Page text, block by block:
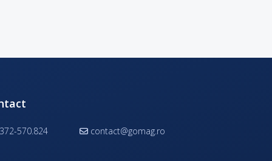
570.824 contact@gomag.ro